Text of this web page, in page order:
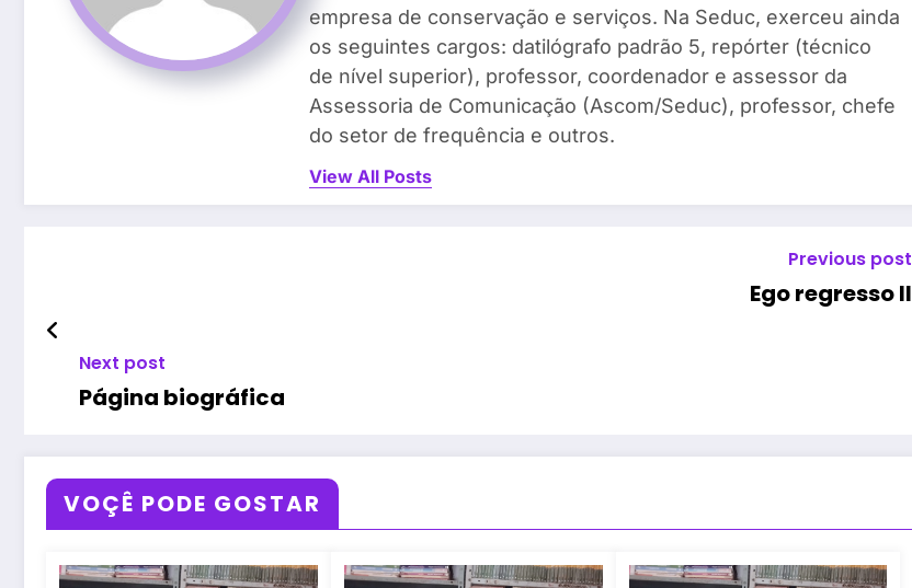
empresa de conservação e serviços. Na Seduc, exerceu ainda
os seguintes cargos: datilógrafo padrão 5, repórter (técnico
de nível superior), professor, coordenador e assessor da
Assessoria de Comunicação (Ascom/Seduc), professor, chefe
do setor de frequência e outros.
View All Posts
Previous post
Ego regresso II
Next post
Página biográfica
VOÇÊ PODE GOSTAR